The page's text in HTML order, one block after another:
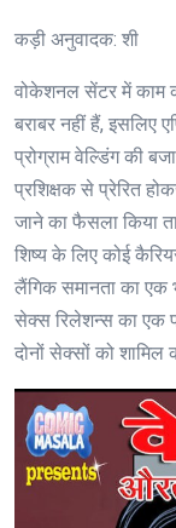
कड़ी अनुवादक: शी
वोकेशनल सेंटर में काम
बराबर नहीं हैं, इसलिए
प्रोग्राम वेल्डिंग की
प्रशिक्षक से प्रेरित
जाने का फैसला किया
शिष्य के लिए कोई
लैंगिक समानता का एक
सेक्स रिलेशन्स का एक
दोनों सेक्सों को